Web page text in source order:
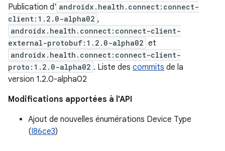
Publication d' androidx.health.connect:connect-
client:1.2.0-alpha02 ,
androidx.health.connect:connect-client-
external-protobuf:1.2.0-alpha02 et
androidx.health.connect:connect-client-
proto:1.2.0-alpha02 . Liste des commits de la
version 1.2.0-alpha02
Modifications apportées à l'API
Ajout de nouvelles énumérations Device Type
(I86ce3)